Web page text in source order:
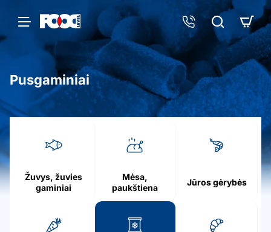
o
Pusgaminiai
Žuvys, žuvies
gaminiai
Mėsa,
paukštiena
Jūros gėrybės